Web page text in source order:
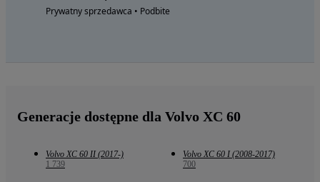
Prywatny sprzedawca • Podbite
Generacje dostępne dla Volvo XC 60
Volvo XC 60 II (2017-)
1 739
Volvo XC 60 I (2008-2017)
700